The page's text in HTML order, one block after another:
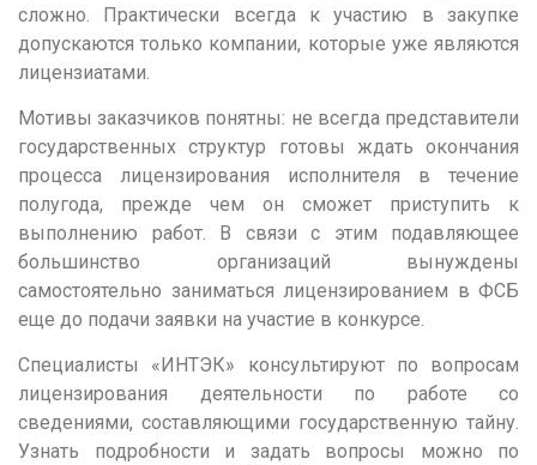
сложно. Практически всегда к участию в закупке
допускаются только компании, которые уже являются
лицензиатами.
Мотивы заказчиков понятны: не всегда представители
государственных структур готовы ждать окончания
процесса лицензирования исполнителя в течение
полугода, прежде чем он сможет приступить к
выполнению работ. В связи с этим подавляющее
большинство организаций вынуждены
самостоятельно заниматься лицензированием в ФСБ
еще до подачи заявки на участие в конкурсе.
Специалисты «ИНТЭК» консультируют по вопросам
лицензирования деятельности по работе со
сведениями, составляющими государственную тайну.
Узнать подробности и задать вопросы можно по
Ростов-на-Дону
Рязань
Самара
Саранск
Саратов
Севастополь
Сочи
Ставрополь